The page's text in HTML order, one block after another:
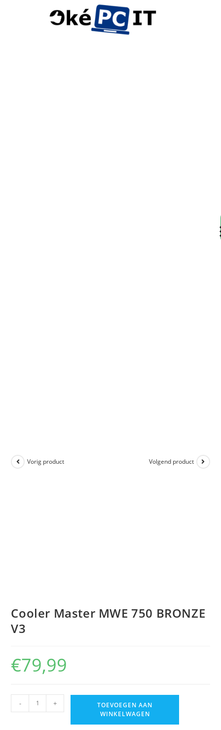
Vorig product Volgend product
Cooler Master MWE 750 BRONZE
V3
€79,99
- +
TOEVOEGEN AAN
WINKELWAGEN